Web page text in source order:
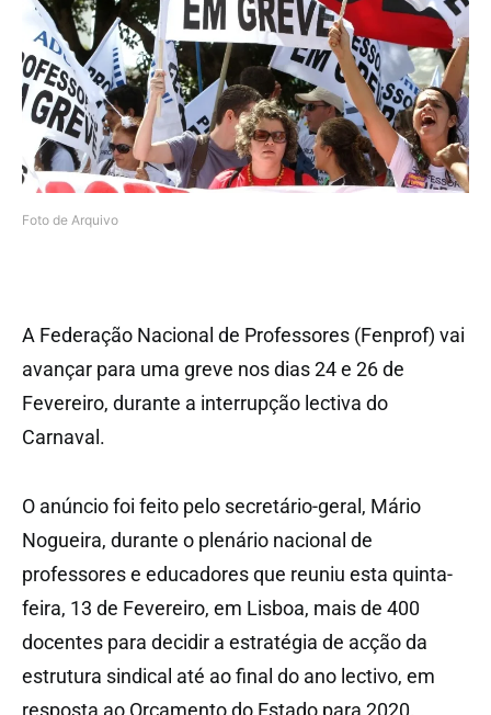
Foto de Arquivo
A Federação Nacional de Professores (Fenprof) vai
avançar para uma greve nos dias 24 e 26 de
Fevereiro, durante a interrupção lectiva do
Carnaval.
O anúncio foi feito pelo secretário-geral, Mário
Nogueira, durante o plenário nacional de
professores e educadores que reuniu esta quinta-
feira, 13 de Fevereiro, em Lisboa, mais de 400
docentes para decidir a estratégia de acção da
estrutura sindical até ao final do ano lectivo, em
resposta ao Orçamento do Estado para 2020.